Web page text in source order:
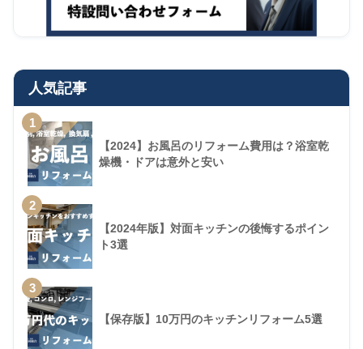
人気記事
1
【2024】お風呂のリフォーム費用は？浴室乾
燥機・ドアは意外と安い
2
【2024年版】対面キッチンの後悔するポイン
ト3選
3
【保存版】10万円のキッチンリフォーム5選